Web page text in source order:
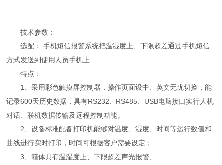
技术参数：
选配：.手机短信报警系统把温湿度上、下限超差通过手机短信
方式发送到使用人员手机上
特点：
1、采用彩色触摸屏控制器，操作页面设中、英文无忧切换，能
记录600天历史数据，具有RS232、RS485、USB电脑接口实行人机
对话、联机数据传输及远程控制功能。
2、设备标准配备打印机能够对温度、湿度、时间等运行数值和
曲线进行实时打印，时间可根据客户需要设定；
3、箱体具有温湿度上、下限超差声光报警;